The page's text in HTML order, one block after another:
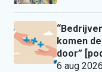
komen
door”
6 aug 2026